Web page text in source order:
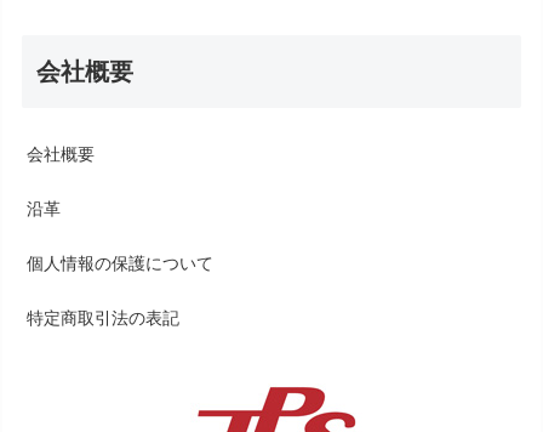
会社概要
会社概要
沿革
個人情報の保護について
特定商取引法の表記